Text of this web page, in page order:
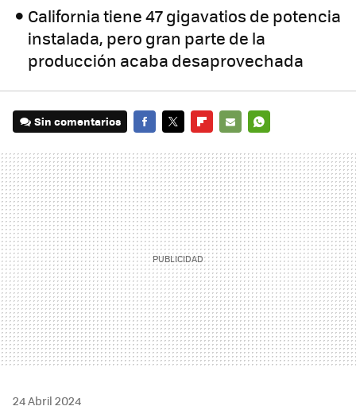
California tiene 47 gigavatios de potencia
instalada, pero gran parte de la
producción acaba desaprovechada
Sin comentarios
MAIL
24 Abril 2024